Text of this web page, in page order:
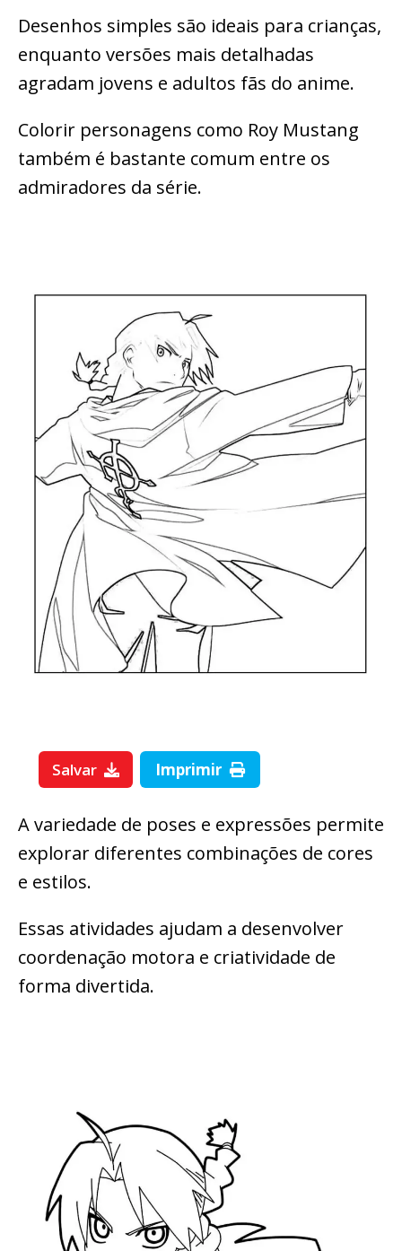
Desenhos simples são ideais para crianças,
enquanto versões mais detalhadas
agradam jovens e adultos fãs do anime.
Colorir personagens como Roy Mustang
também é bastante comum entre os
admiradores da série.
Salvar Imprimir
A variedade de poses e expressões permite
explorar diferentes combinações de cores
e estilos.
Essas atividades ajudam a desenvolver
coordenação motora e criatividade de
forma divertida.